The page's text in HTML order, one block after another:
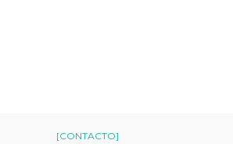
[CONTACTO]